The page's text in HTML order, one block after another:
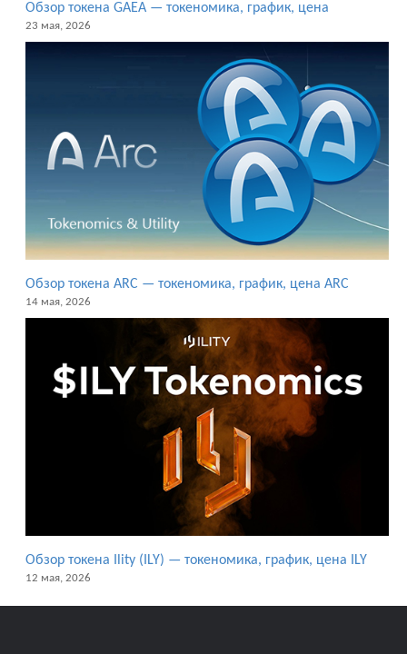
Обзор токена GAEA — токеномика, график, цена
23 мая, 2026
Обзор токена ARC — токеномика, график, цена ARC
14 мая, 2026
Обзор токена Ility (ILY) — токеномика, график, цена ILY
12 мая, 2026